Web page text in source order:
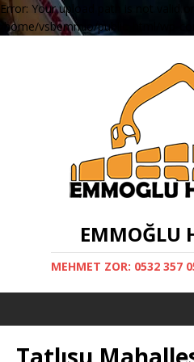
Error: Your upload path is not valid
/home/vsbemmio/public_html/wp-
EMMOĞLU
MEHMET ZOR: 0532 357